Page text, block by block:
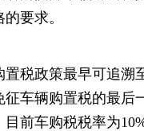
要求。
税政策最早可追溯
车辆购置税的最后
前车购税税率为